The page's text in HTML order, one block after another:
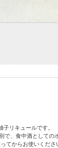
リキュールです
、食中酒としての
からお使いくだ